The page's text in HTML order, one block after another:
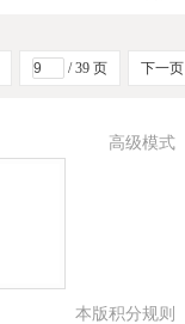
/ 39 页 下一页
高级模式
本版积分规则